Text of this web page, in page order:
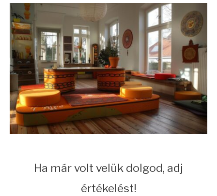
Ha már volt velük dolgod, adj
értékelést!